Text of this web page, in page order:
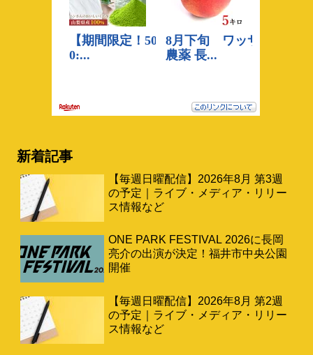
新着記事
【毎週日曜配信】2026年8月 第3週
の予定｜ライブ・メディア・リリー
ス情報など
ONE PARK FESTIVAL 2026に長岡
亮介の出演が決定！福井市中央公園
開催
【毎週日曜配信】2026年8月 第2週
の予定｜ライブ・メディア・リリー
ス情報など